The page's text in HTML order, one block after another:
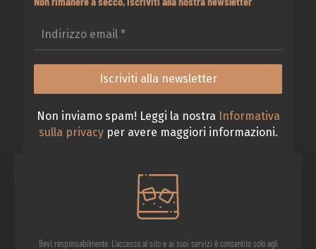
Non inviamo spam! Leggi la nostra Informativa
sulla privacyper avere maggiori informazioni.
Bevi responsabilmente. L'accesso al sito e ai suoi servizi è consentito solo agli